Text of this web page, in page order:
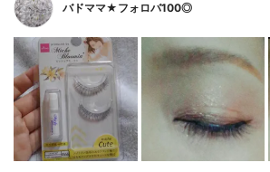
バドママ★フォロバ100◎